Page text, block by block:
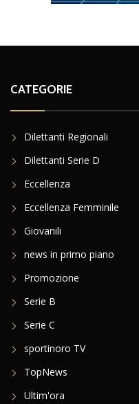
CATEGORIE
Dilettanti Regionali
Dilettanti Serie D
Eccellenza
Eccellenza Femminile
Giovanili
news in primo piano
Promozione
Serie B
Serie C
sportinoro TV
TopNews
Ultim'ora